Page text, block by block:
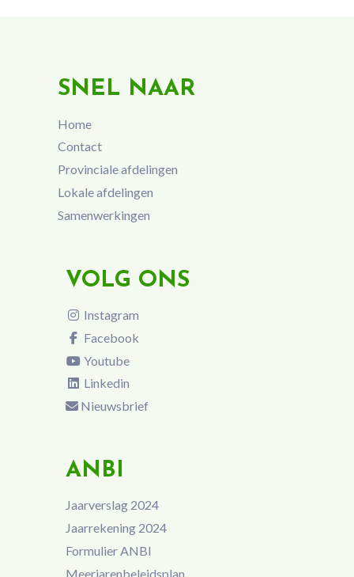
SNEL NAAR
Home
Contact
Provinciale afdelingen
Lokale afdelingen
Samenwerkingen
VOLG ONS
Instagram
Facebook
Youtube
Linkedin
Nieuwsbrief
ANBI
Jaarverslag 2024
Jaarrekening 2024
Formulier ANBI
Meerjarenbeleidsplan